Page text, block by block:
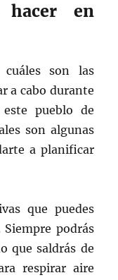
hacer en
cuáles son las
a cabo durante
pueblo de
son algunas
a planificar
que puedes
podrás
que saldrás de
respirar aire